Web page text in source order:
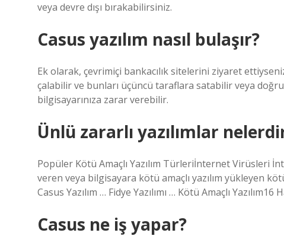
veya devre dışı bırakabilirsiniz.
Casus yazılım nasıl bulaşır?
Ek olarak, çevrimiçi bankacılık sitelerini ziyaret
çalabilir ve bunları üçüncü taraflara satabilir veya
bilgisayarınıza zarar verebilir.
Ünlü zararlı yazılımlar
Popüler Kötü Amaçlı Yazılım Türleriİnternet Virüsleri
veren veya bilgisayara kötü amaçlı yazılım yükleyen
Casus Yazılım … Fidye Yazılımı … Kötü Amaçlı Yazılım16
Casus ne iş yapar?